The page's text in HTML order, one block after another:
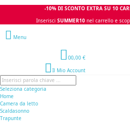
-10% DI SCONTO EXTRA SU 10
Inserisci SUMMER10 nel carrello e
Menu
00,00 €
Il Mio Account
Seleziona categoria
Home
Camera da letto
Scaldasonno
Trapunte